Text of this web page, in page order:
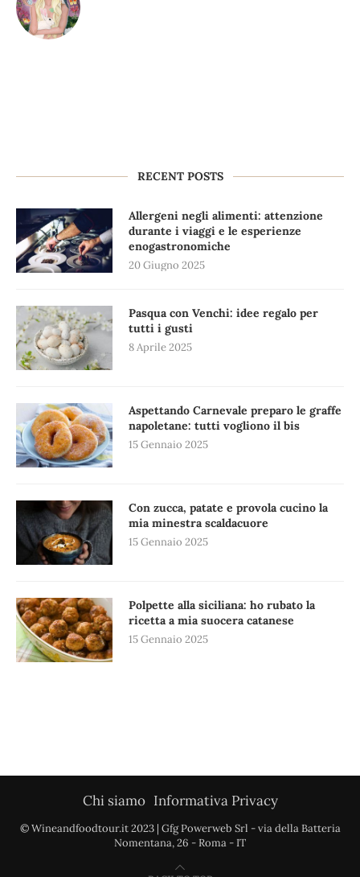
RECENT POSTS
Allergeni negli alimenti: attenzione
durante i viaggi e le esperienze
enogastronomiche
20 Giugno 2025
Pasqua con Venchi: idee regalo per
tutti i gusti
8 Aprile 2025
Aspettando Carnevale preparo le graffe
napoletane: tutti vogliono il bis
15 Gennaio 2025
Con zucca, patate e provola cucino la
mia minestra scaldacuore
15 Gennaio 2025
Polpette alla siciliana: ho rubato la
ricetta a mia suocera catanese
15 Gennaio 2025
Chi siamo Informativa Privacy
© Wineandfoodtour.it 2023 | Gfg Powerweb Srl - via della Batteria
Nomentana, 26 - Roma - IT